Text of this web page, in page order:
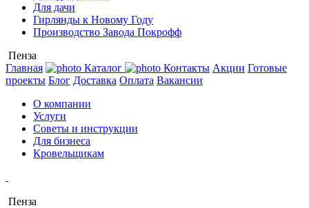
Для дачи
Гирлянды к Новому Году
Производство Завода Покрофф
Пенза
Главная
Каталог Контакты Акции Готовые
проекты Блог Доставка Оплата Вакансии
О компании
Услуги
Советы и инструкции
Для бизнеса
Кровельщикам
Пенза